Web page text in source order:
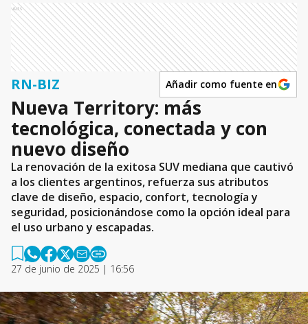
Ads
RN-BIZ Añadir como fuente en
Nueva Territory: más
tecnológica, conectada y con
nuevo diseño
La renovación de la exitosa SUV mediana que cautivó
a los clientes argentinos, refuerza sus atributos
clave de diseño, espacio, confort, tecnología y
seguridad, posicionándose como la opción ideal para
el uso urbano y escapadas.
27 de junio de 2025 | 16:56